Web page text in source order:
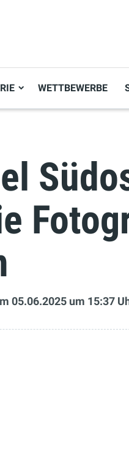
WETTBEWERBE
05.06.2025 um 15:37